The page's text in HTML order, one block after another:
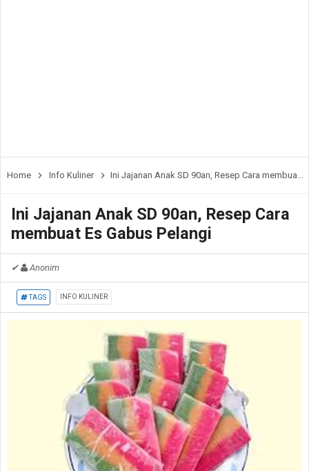
Home Info Kuliner Ini Jajanan Anak SD 90an, Resep Cara membuat Es Gabus Pelangi
Ini Jajanan Anak SD 90an, Resep Cara
membuat Es Gabus Pelangi
✔ Anonim
TAGS INFO KULINER